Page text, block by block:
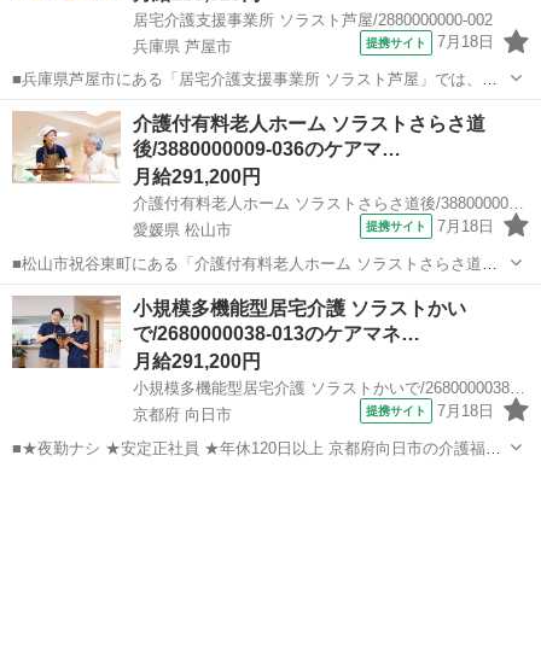
居宅介護支援事業所 ソラスト芦屋/2880000000-002
兵庫県 芦屋市
提携サイト 7月18日
■兵庫県芦屋市にある「居宅介護支援事業所 ソラスト芦屋」では、こ
れまでの豊富な経験を活かし、地域の在宅介護を引っ張ってくださる
正社員の主任ケアマネジャーを募集しています。 ◎人生観を尊重し、
理想の在宅生活をデザインする「司...
兵庫 芦屋市 ケアマネージャー
介護付有料老人ホーム ソラストさらさ道
後/3880000009-036のケアマ…
月給291,200円
介護付有料老人ホーム ソラストさらさ道後/3880000009-036
愛媛県 松山市
提携サイト 7月18日
■松山市祝谷東町にある「介護付有料老人ホーム ソラストさらさ道
後」は、スタッフ間の距離が近く、気軽に相談し合える環境です♪ 一
緒にお茶を飲んだりお散歩をしたり、日々の暮らしを共にするからこ
そ、ご利用者様の本当の想いやこれま...
愛媛 松山市 ケアマネージャー
小規模多機能型居宅介護 ソラストかい
で/2680000038-013のケアマネ…
月給291,200円
小規模多機能型居宅介護 ソラストかいで/2680000038-013
京都府 向日市
提携サイト 7月18日
■★夜勤ナシ ★安定正社員 ★年休120日以上 京都府向日市の介護福祉